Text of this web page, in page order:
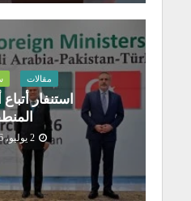
مقالات
استنفار
2 يوليو، 2026